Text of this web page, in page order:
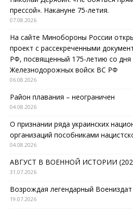
прессой». Накануне 75-летия.
07.08.2026
На сайте Минобороны России
проект с рассекреченными
РФ, посвященный 175-летию со дня
Железнодорожных войск ВС РФ
06.08.2026
Район плавания – неограничен
04.08.2026
О признании ряда украинских
организаций пособниками
04.08.2026
АВГУСТ В ВОЕННОЙ ИСТОРИИ
31.07.2026
Возрождая легендарный Воениздат
19.07.2026